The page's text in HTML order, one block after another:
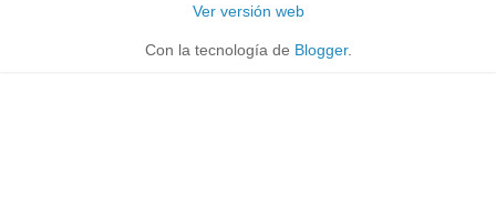
Ver versión web
Con la tecnología de Blogger.